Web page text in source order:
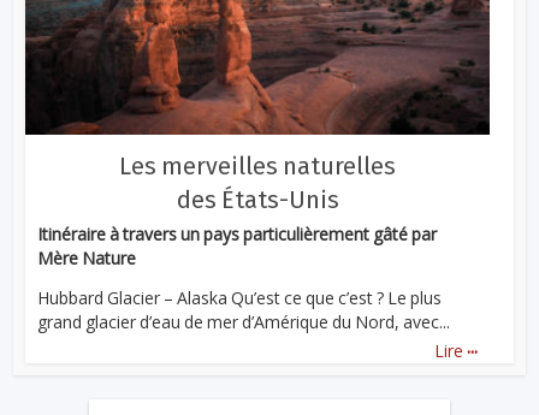
Les merveilles naturelles
des États-Unis
Itinéraire à travers un pays particulièrement gâté par
Mère Nature
Hubbard Glacier – Alaska Qu’est ce que c’est ? Le plus
grand glacier d’eau de mer d’Amérique du Nord, avec...
Lire ...